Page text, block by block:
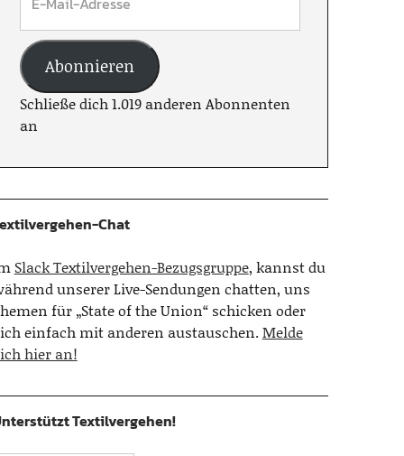
Abonnieren
Schließe dich 1.019 anderen Abonnenten
an
Chat
Slack Textilvergehen-Bezugsgruppe, kannst du
unserer Live-Sendungen chatten, uns
für „State of the Union“ schicken oder
einfach mit anderen austauschen.Melde
hier an!
Textilvergehen!